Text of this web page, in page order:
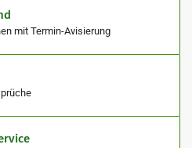
mit Termin-Avisierung